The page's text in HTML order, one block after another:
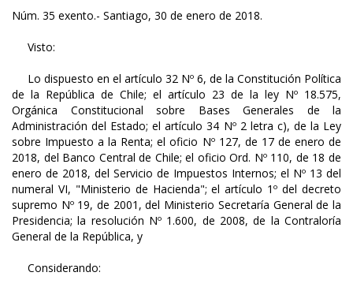
Núm. 35 exento.- Santiago, 30 de enero de 2018.
Visto:
Lo dispuesto en el artículo 32 Nº 6, de la Constitución Política
de la República de Chile; el artículo 23 de la ley Nº 18.575,
Orgánica Constitucional sobre Bases Generales de la
Administración del Estado; el artículo 34 Nº 2 letra c), de la Ley
sobre Impuesto a la Renta; el oficio Nº 127, de 17 de enero de
2018, del Banco Central de Chile; el oficio Ord. Nº 110, de 18 de
enero de 2018, del Servicio de Impuestos Internos; el Nº 13 del
numeral VI, "Ministerio de Hacienda"; el artículo 1º del decreto
supremo Nº 19, de 2001, del Ministerio Secretaría General de la
Presidencia; la resolución Nº 1.600, de 2008, de la Contraloría
General de la República, y
Considerando: